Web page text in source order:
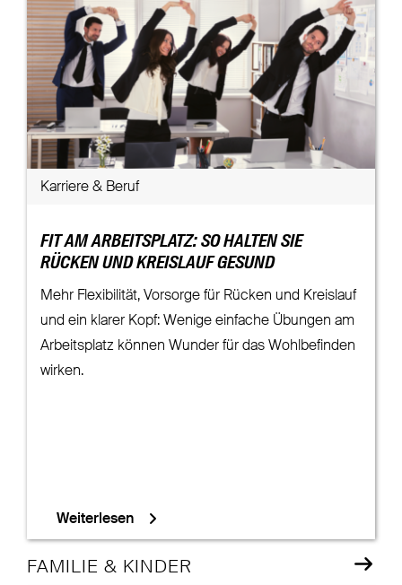
Karriere & Beruf
FIT AM ARBEITSPLATZ: SO HALTEN SIE
RÜCKEN UND KREISLAUF GESUND
Mehr Flexibilität, Vorsorge für Rücken und Kreislauf
und ein klarer Kopf: Wenige einfache Übungen am
Arbeitsplatz können Wunder für das Wohlbefinden
wirken.
Weiterlesen
FAMILIE & KINDER